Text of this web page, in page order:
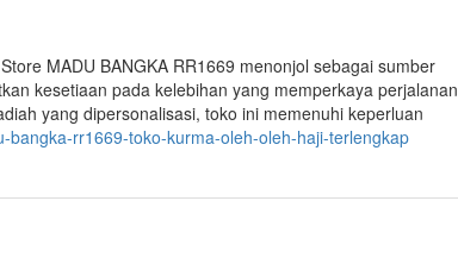
MADU BANGKA RR1669 menonjol sebagai sumber
kesetiaan pada kelebihan yang memperkaya perjalanan
yang dipersonalisasi, toko ini memenuhi keperluan
rr1669-toko-kurma-oleh-oleh-haji-terlengkap